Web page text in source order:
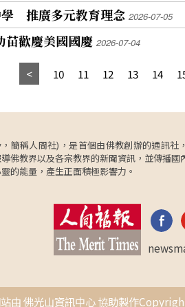
推廣多元教育理念 2026-07-05
歡慶美國國慶 2026-07-04
10 11 12 13 14
簡稱人間社)，是首個由佛教創辦的通訊
佛教界以及各宗教界的新聞資訊，並傳播
的能量，產生正面積極影響力。
由 佛光山資訊中心 協助製作